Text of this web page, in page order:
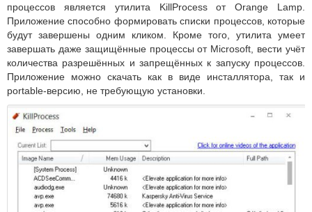
процессов является утилита KillProcess от Orange Lamp.
Приложение способно формировать списки процессов, которые
будут завершены одним кликом. Кроме того, утилита умеет
завершать даже защищённые процессы от Microsoft, вести учёт
количества разрешённых и запрещённых к запуску процессов.
Приложение можно скачать как в виде инсталлятора, так и
portable-версию, не требующую установки.